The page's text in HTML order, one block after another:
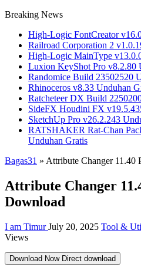
Breaking News
High-Logic FontCreator
Railroad Corporation 2
High-Logic MainType
Luxion KeyShot Pro v8.2.80
Randomice Build 23502520
Rhinoceros v8.33 Unduhan
Ratcheteer DX Build
SideFX Houdini FX
SketchUp Pro v26.2.243
RATSHAKER Rat-Chan
Unduhan Gratis
Bagas31 » Attribute Changer 11.40
Attribute Changer
Download
I am TimurJuly 20, 2025 Tool &
Views
Download Now Direct download